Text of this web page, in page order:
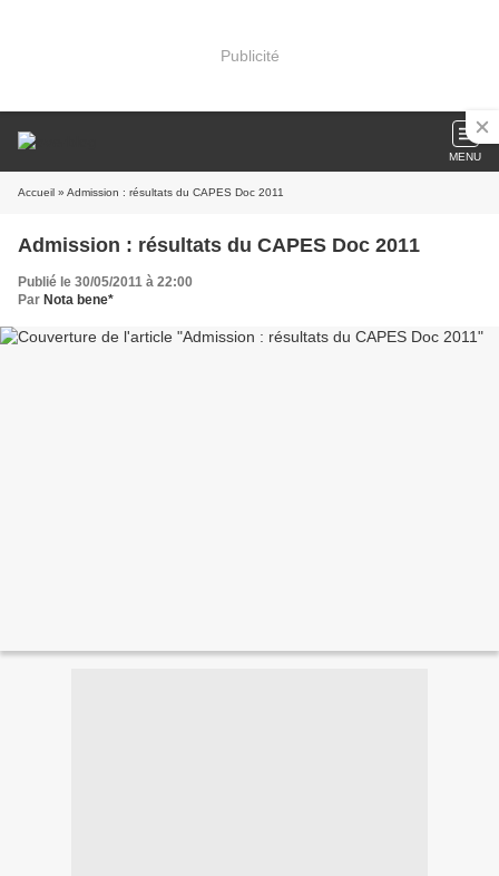
Publicité
MENU
Accueil » Admission : résultats du CAPES Doc 2011
Admission : résultats du CAPES Doc 2011
Publié le 30/05/2011 à 22:00
Par Nota bene*